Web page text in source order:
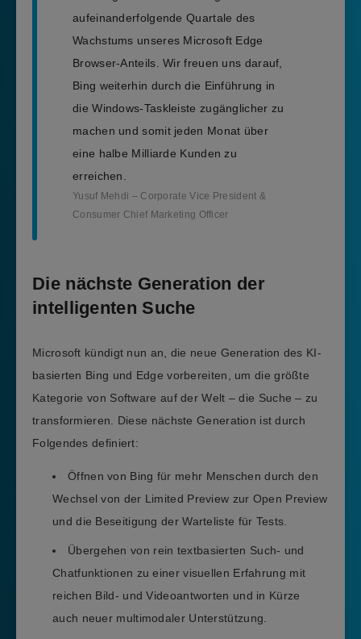
aufeinanderfolgende Quartale des
Wachstums unseres Microsoft Edge
Browser-Anteils. Wir freuen uns darauf,
Bing weiterhin durch die Einführung in
die Windows-Taskleiste zugänglicher zu
machen und somit jeden Monat über
eine halbe Milliarde Kunden zu
erreichen.
Yusuf Mehdi – Corporate Vice President &
Consumer Chief Marketing Officer
Die nächste Generation der
intelligenten Suche
Microsoft kündigt nun an, die neue Generation des KI-
basierten Bing und Edge vorbereiten, um die größte
Kategorie von Software auf der Welt – die Suche – zu
transformieren. Diese nächste Generation ist durch
Folgendes definiert:
Öffnen von Bing für mehr Menschen durch den
Wechsel von der Limited Preview zur Open Preview
und die Beseitigung der Warteliste für Tests.
Übergehen von rein textbasierten Such- und
Chatfunktionen zu einer visuellen Erfahrung mit
reichen Bild- und Videoantworten und in Kürze
auch neuer multimodaler Unterstützung.